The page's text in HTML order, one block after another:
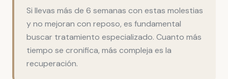
Si llevas más de 6 semanas con estas molestias
y no mejoran con reposo, es fundamental
buscar tratamiento especializado. Cuanto más
tiempo se cronifica, más compleja es la
recuperación.